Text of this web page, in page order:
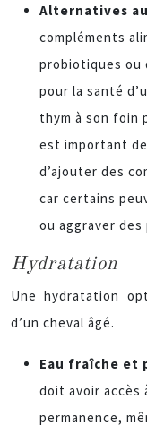
Alternatives
compléments
probiotiques ou
pour la santé
thym à son foin
est important
d’ajouter des
car certains
ou aggraver
Hydratation
Une hydratation
d’un cheval âgé.
Eau fraîche et
doit avoir accès
permanence,